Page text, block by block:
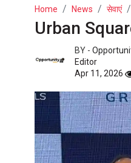
Home News सेवाएं
Urban
BY -
Editor
Apr 11, 2026